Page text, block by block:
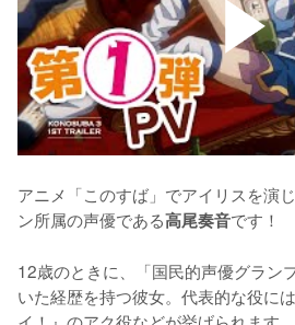
アニメ「このすば」でアイリスを演
ン所属の声優である高尾奏音です！
12歳のときに、「国民的声優グラン
いた経歴を持つ彼女。代表的な役に